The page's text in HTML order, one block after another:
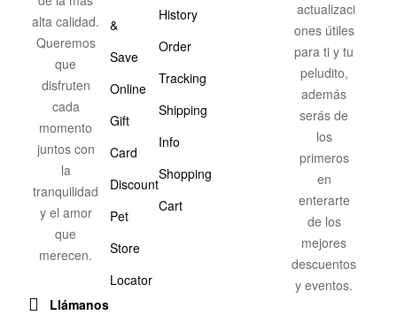
alta calidad.
Queremos
que
disfruten
cada
momento
juntos con
la
tranquilidad
y el amor
que
merecen.
Llámanos
&
Save
Online
Gift
Card
Discount
Pet
Store
Locator
History
Order
Tracking
Shipping
Info
Shopping
Cart
actualizaci
ones útiles
para ti y tu
peludito,
además
serás de
los
primeros
en
enterarte
de los
mejores
descuentos
y eventos.